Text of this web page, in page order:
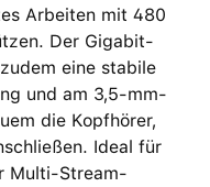
Arbeiten mit 480
Der Gigabit-
eine stabile
und am 3,5-mm-
die Kopfhörer,
Ideal für
Multi-Stream-